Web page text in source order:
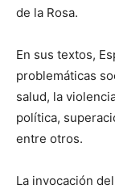
de la Rosa.
En sus textos,
problemáticas
salud, la
política,
entre otros.
La invocación